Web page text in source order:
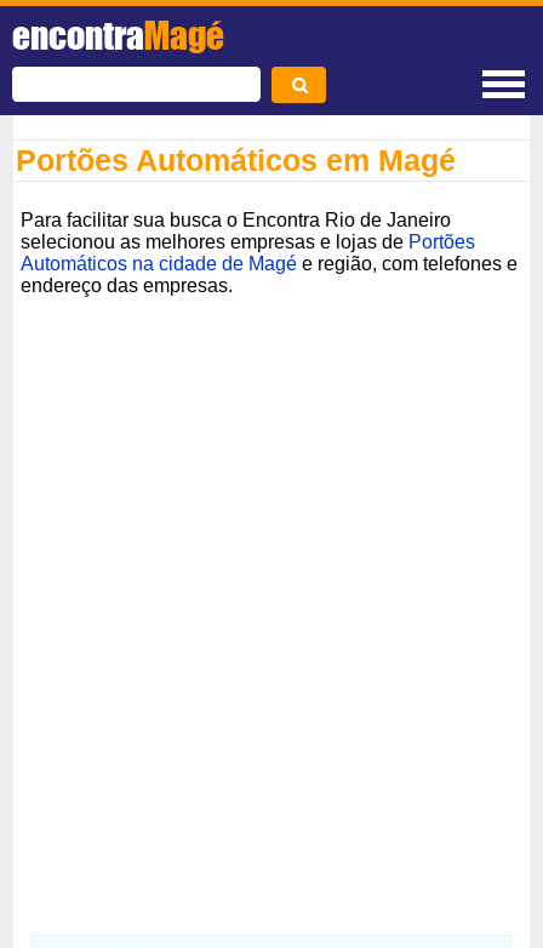
encontraMagé
Portões Automáticos em Magé
Para facilitar sua busca o Encontra Rio de Janeiro
selecionou as melhores empresas e lojas de Portões
Automáticos na cidade de Magé e região, com telefones e
endereço das empresas.